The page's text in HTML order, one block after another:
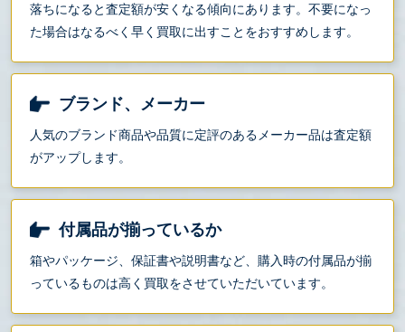
落ちになると査定額が安くなる傾向にあります。不要になっ
た場合はなるべく早く買取に出すことをおすすめします。
ブランド、メーカー
人気のブランド商品や品質に定評のあるメーカー品は査定額
がアップします。
付属品が揃っているか
箱やパッケージ、保証書や説明書など、購入時の付属品が揃
っているものは高く買取をさせていただいています。